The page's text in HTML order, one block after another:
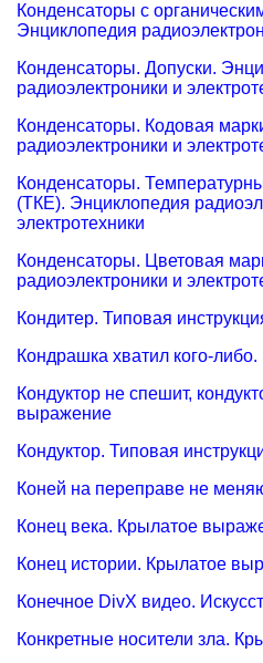
Конденсаторы с
Энциклопедия
Конденсаторы. Допуски.
радиоэлектроники и
Конденсаторы. Кодовая
радиоэлектроники и
Конденсаторы.
(ТКЕ). Энциклопедия
электротехники
Конденсаторы. Цветовая
радиоэлектроники и
Кондитер. Типовая
Кондрашка хватил кого-
Кондуктор не спешит,
выражение
Кондуктор. Типовая
Коней на переправе не
Конец века. Крылатое
Конец истории. Крылатое
Конечное DivX видео.
Конкретные носители зла.